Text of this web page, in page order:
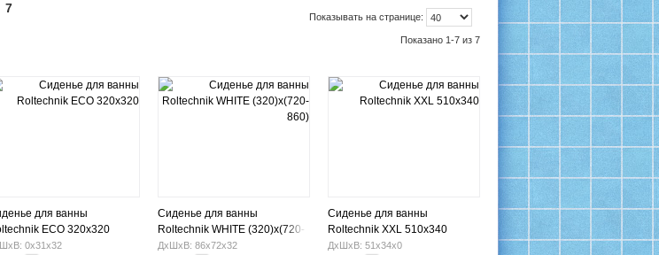
Показывать на странице:
Показано 1-7 из 7
7
для ванны
ECO 320x320
0х31х32
Сиденье для ванны
Roltechnik WHITE (320)x(720-
860)
ДхШхВ: 86х72х32
Сиденье для ванны
Roltechnik ХХL 510x340
ДхШхВ: 51х34х0